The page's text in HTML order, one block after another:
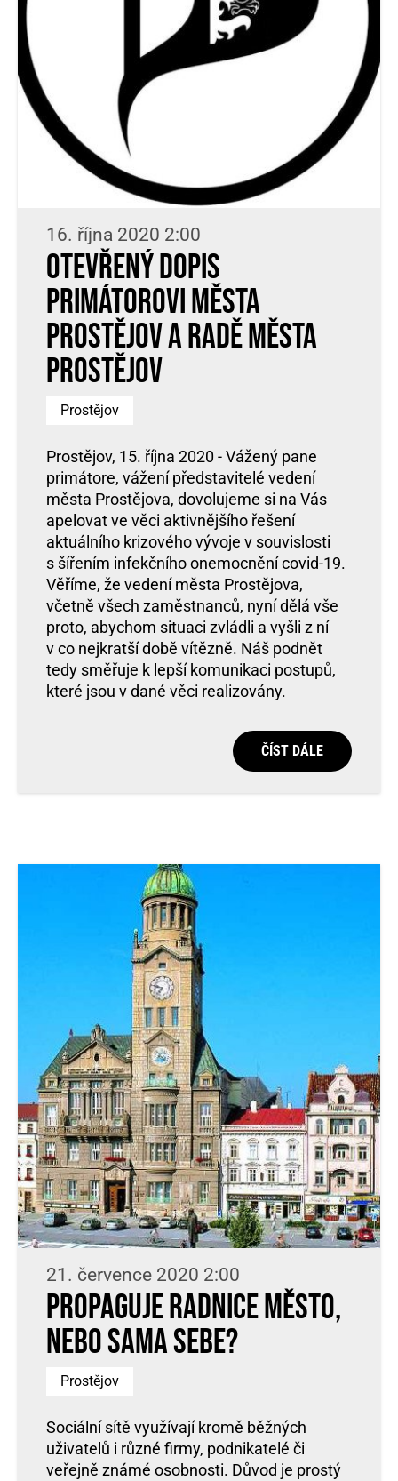
16. října 2020 2:00
Otevřený dopis
primátorovi města
Prostějov a Radě města
Prostějov
Prostějov
Prostějov, 15. října 2020 - Vážený pane
primátore, vážení představitelé vedení
města Prostějova, dovolujeme si na Vás
apelovat ve věci aktivnějšího řešení
aktuálního krizového vývoje v souvislosti
s šířením infekčního onemocnění covid-19.
Věříme, že vedení města Prostějova,
včetně všech zaměstnanců, nyní dělá vše
proto, abychom situaci zvládli a vyšli z ní
v co nejkratší době vítězně. Náš podnět
tedy směřuje k lepší komunikaci postupů,
které jsou v dané věci realizovány.
ČÍST DÁLE
21. července 2020 2:00
Propaguje radnice město,
nebo sama sebe?
Prostějov
Sociální sítě využívají kromě běžných
uživatelů i různé firmy, podnikatelé či
veřejně známé osobnosti. Důvod je prostý